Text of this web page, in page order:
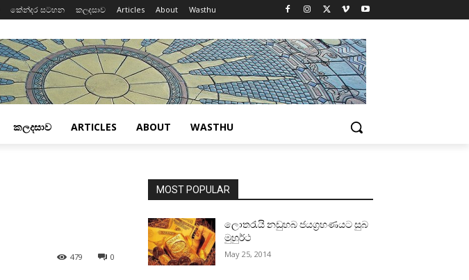
කේන්දර සටහන කලදසාව Articles About Wasthu
කලදසාව ARTICLES ABOUT WASTHU
0
479
MOST POPULAR
ලොතරැයි නඩුහබ ජයග්‍රහණයට සුබ
මුහුර්ථ
May 25, 2014